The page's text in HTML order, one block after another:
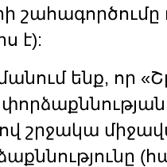
շահագործումը
է):
ենք, որ
շրջակա